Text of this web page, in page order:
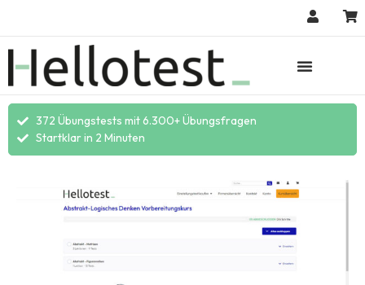
372 Übungstests mit 6.300+ Übungsfragen
Startklar in 2 Minuten